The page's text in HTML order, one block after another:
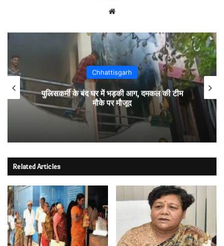
Chhattisgarh
पुलिसकर्मी के बंद घर में भड़की आग, दमकल की टीम
मौके पर मौजूद
Related Articles